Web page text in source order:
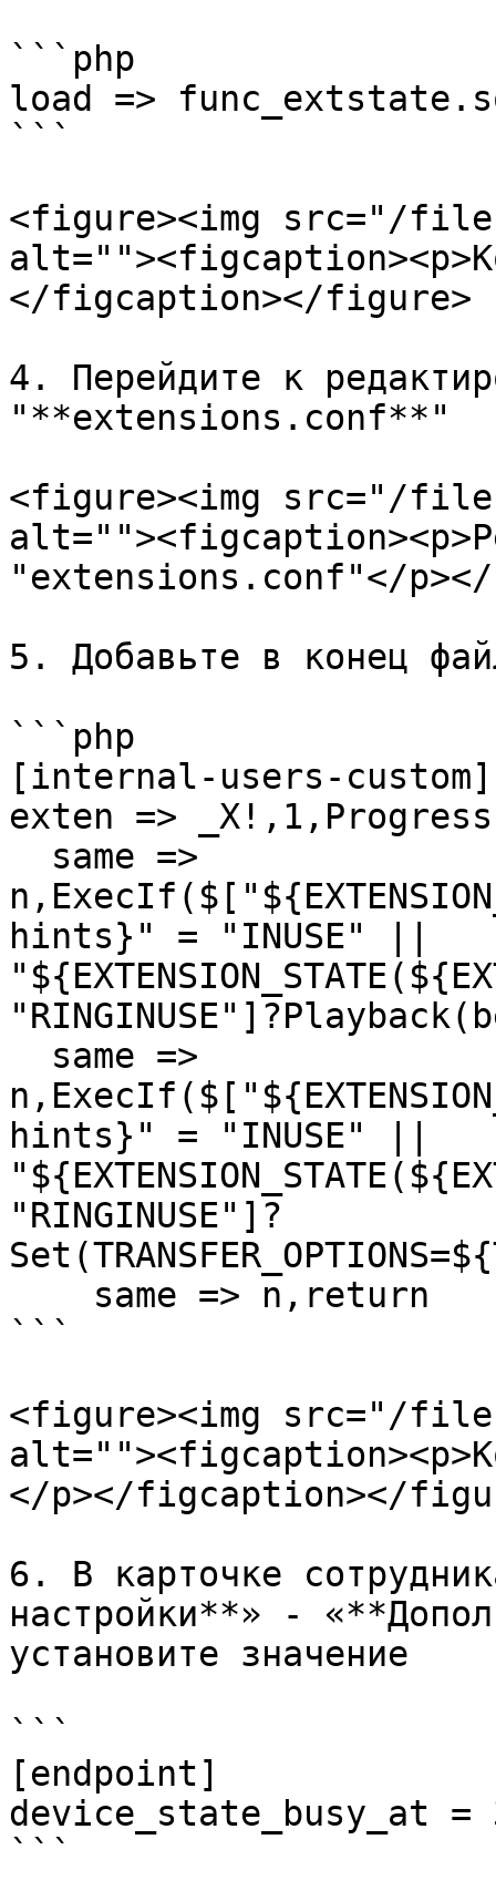
```php
load =>
```
<figure><img src="/files/
</figcaption></figure>
4. Перейдите к
"**extensions.conf**"
<figure><img src="/files/
"extensions.conf"</
5. Добавьте в конец
```php
[internal-users-custom]
exten =>
hints}" = "INUSE" ||
hints}" = "INUSE" ||
"RINGINUSE"]?
```
<figure><img src="/files/
</p></figcaption></
6. В карточке
настройки**» -
установите значение
```
[endpoint]
device_state_busy_at =
```